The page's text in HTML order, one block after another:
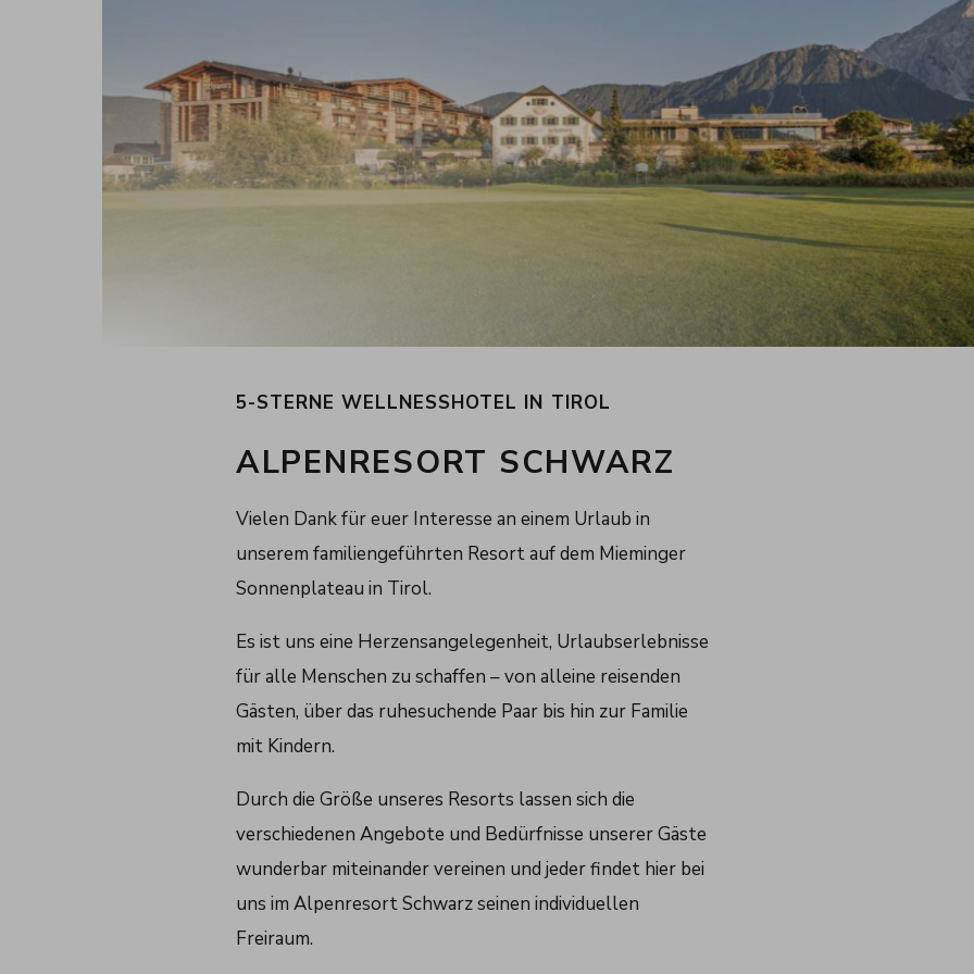
5-STERNE WELLNESSHOTEL IN TIROL
ALPENRESORT SCHWARZ
Vielen Dank für euer Interesse an einem Urlaub in
unserem familiengeführten Resort auf dem Mieminger
Sonnenplateau in Tirol.
Es ist uns eine Herzensangelegenheit, Urlaubserlebnisse
für alle Menschen zu schaffen – von alleine reisenden
Gästen, über das ruhesuchende Paar bis hin zur Familie
mit Kindern.
Durch die Größe unseres Resorts lassen sich die
verschiedenen Angebote und Bedürfnisse unserer Gäste
wunderbar miteinander vereinen und jeder findet hier bei
uns im Alpenresort Schwarz seinen individuellen
Freiraum.